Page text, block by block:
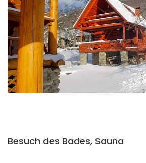
Besuch des Bades, Sauna